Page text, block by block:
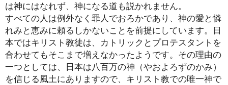
は神にはなれず、神になる道も説かれません。
すべての人は例外なく罪人でおろかであり、神の愛と憐
れみと恵みに頼るしかないことを前提にしています。日
本ではキリスト教徒は、カトリックとプロテスタントを
合わせてもそこまで増えなかったようです。その理由の
一つとしては、日本は八百万の神（やおよろずのかみ）
を信じる風土にありますので、キリスト教での唯一神で